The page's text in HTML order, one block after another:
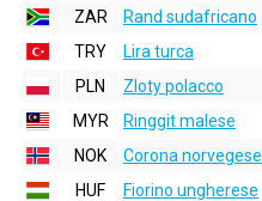
ZAR
Rand sudafricano
TRY
Lira turca
PLN
Zloty polacco
MYR
Ringgit malese
NOK
Corona norvegese
HUF
Fiorino ungherese